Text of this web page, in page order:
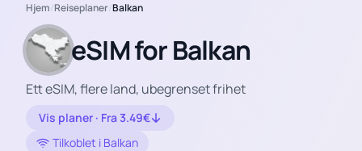
Hjem/Reiseplaner/Balkan
eSIM for Balkan
Ett eSIM, flere land, ubegrenset frihet
Vis planer · Fra 3.49€
Tilkoblet i Balkan